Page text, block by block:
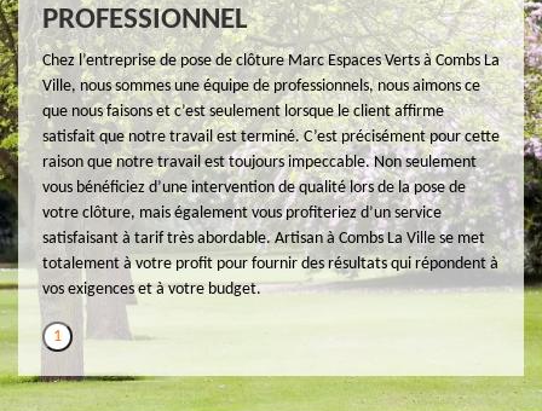
PROFESSIONNEL
Chez l’entreprise de pose de clôture Marc Espaces Verts à Combs La
Ville, nous sommes une équipe de professionnels, nous aimons ce
que nous faisons et c’est seulement lorsque le client affirme
satisfait que notre travail est terminé. C’est précisément pour cette
raison que notre travail est toujours impeccable. Non seulement
vous bénéficiez d’une intervention de qualité lors de la pose de
votre clôture, mais également vous profiteriez d’un service
satisfaisant à tarif très abordable. Artisan à Combs La Ville se met
totalement à votre profit pour fournir des résultats qui répondent à
vos exigences et à votre budget.
1